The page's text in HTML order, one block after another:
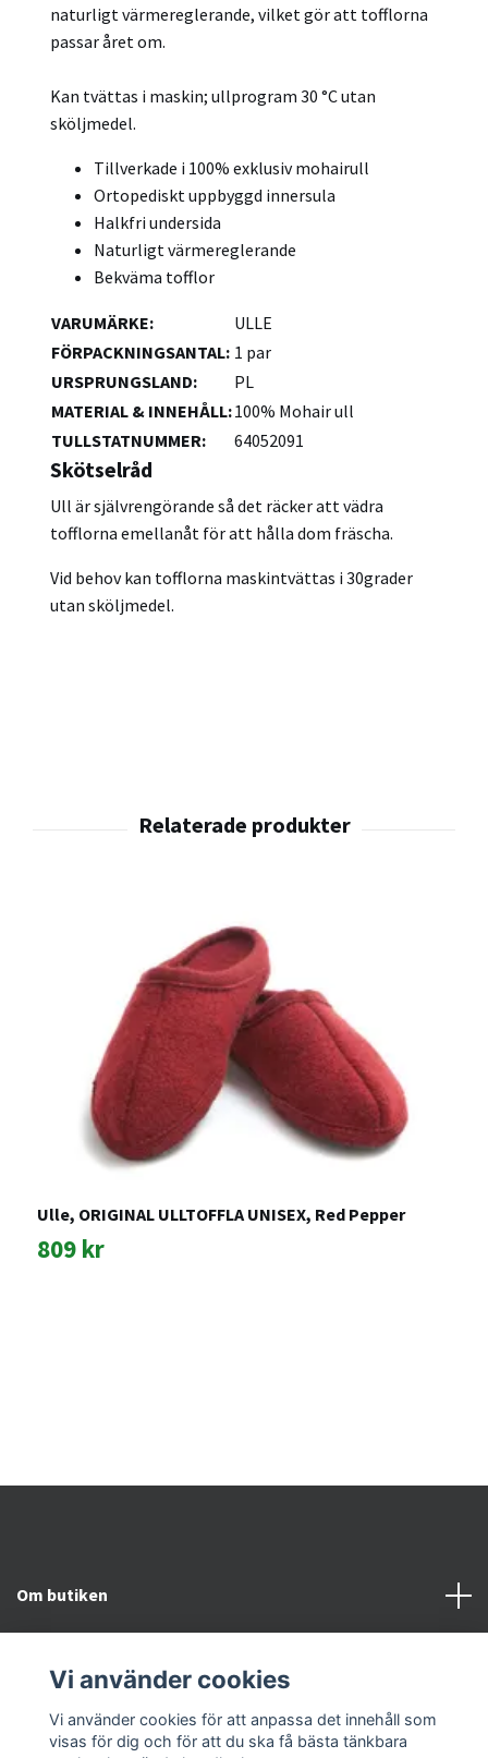
naturligt värmereglerande, vilket gör att tofflorna
passar året om.
Kan tvättas i maskin; ullprogram 30 °C utan
sköljmedel.
Tillverkade i 100% exklusiv mohairull
Ortopediskt uppbyggd innersula
Halkfri undersida
Naturligt värmereglerande
Bekväma tofflor
VARUMÄRKE:
ULLE
FÖRPACKNINGSANTAL: 1 par
URSPRUNGSLAND:
PL
MATERIAL & INNEHÅLL:100% Mohair ull
TULLSTATNUMMER: 64052091
Skötselråd
Ull är självrengörande så det räcker att vädra
tofflorna emellanåt för att hålla dom fräscha.
Vid behov kan tofflorna maskintvättas i 30grader
utan sköljmedel.
Ulle, ORIGINAL ULLTOFFLA UNISEX, Red Pepper
809 kr
Om butiken
Snabblänkar
Vi använder cookies
Vi använder cookies för att anpassa det innehåll som
visas för dig och för att du ska få bästa tänkbara